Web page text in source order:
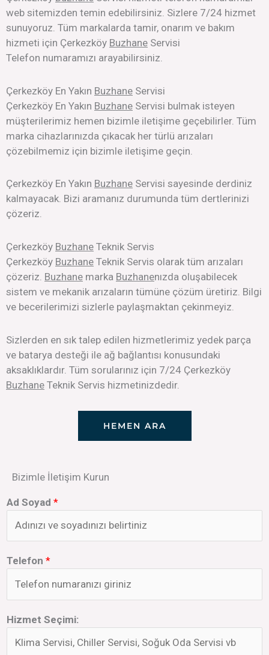
web sitemizden temin edebilirsiniz. Sizlere 7/24 hizmet
sunuyoruz. Tüm markalarda tamir, onarım ve bakım
hizmeti için Çerkezköy Buzhane Servisi
Telefon numaramızı arayabilirsiniz.
Çerkezköy En Yakın Buzhane Servisi
Çerkezköy En Yakın Buzhane Servisi bulmak isteyen
müşterilerimiz hemen bizimle iletişime geçebilirler. Tüm
marka cihazlarınızda çıkacak her türlü arızaları
çözebilmemiz için bizimle iletişime geçin.
Çerkezköy En Yakın Buzhane Servisi sayesinde derdiniz
kalmayacak. Bizi aramanız durumunda tüm dertlerinizi
çözeriz.
Çerkezköy Buzhane Teknik Servis
Çerkezköy Buzhane Teknik Servis olarak tüm arızaları
çözeriz. Buzhane marka Buzhanenızda oluşabilecek
sistem ve mekanik arızaların tümüne çözüm üretiriz. Bilgi
ve becerilerimizi sizlerle paylaşmaktan çekinmeyiz.
Sizlerden en sık talep edilen hizmetlerimiz yedek parça
ve batarya desteği ile ağ bağlantısı konusundaki
aksaklıklardır. Tüm sorularınız için 7/24 Çerkezköy
Buzhane Teknik Servis hizmetinizdedir.
HEMEN ARA
Bizimle İletişim Kurun
Ad Soyad *
Telefon *
Hizmet Seçimi: